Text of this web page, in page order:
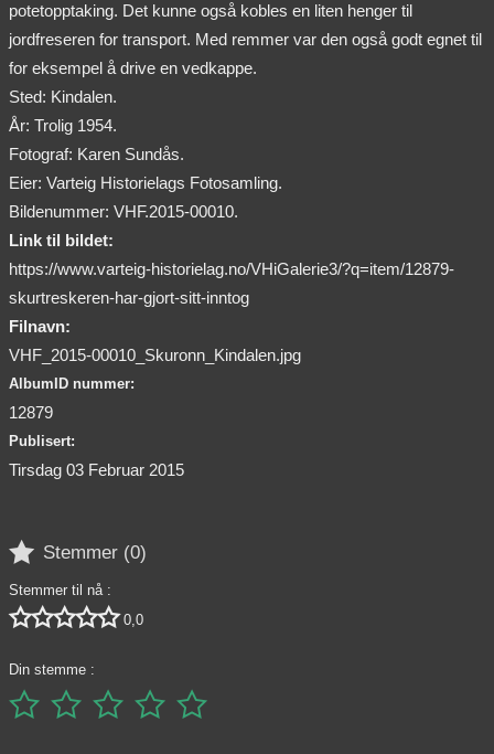
potetopptaking. Det kunne også kobles en liten henger til
jordfreseren for transport. Med remmer var den også godt egnet til
for eksempel å drive en vedkappe.
Sted: Kindalen.
År: Trolig 1954.
Fotograf: Karen Sundås.
Eier: Varteig Historielags Fotosamling.
Bildenummer: VHF.2015-00010.
Link til bildet:
https://www.varteig-historielag.no/VHiGalerie3/?q=item/12879-
skurtreskeren-har-gjort-sitt-inntog
Filnavn:
VHF_2015-00010_Skuronn_Kindalen.jpg
AlbumID nummer:
12879
Publisert:
Tirsdag 03 Februar 2015
 Stemmer (0)
Stemmer til nå :
 0,0
Din stemme :
    